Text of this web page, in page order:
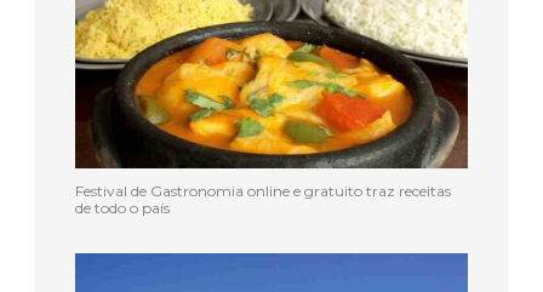
Festival de Gastronomia online e gratuito traz receitas
de todo o país